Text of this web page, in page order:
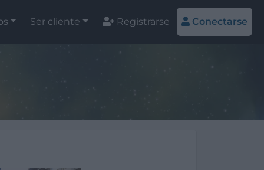
Ser cliente Registrarse Conectarse